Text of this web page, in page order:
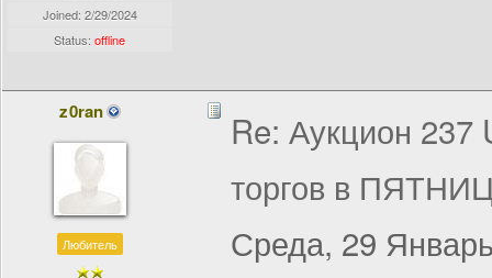
Joined: 2/29/2024
Status:offline
z0ran
Любитель
Re: Аукцион 237
торгов в
Среда, 29